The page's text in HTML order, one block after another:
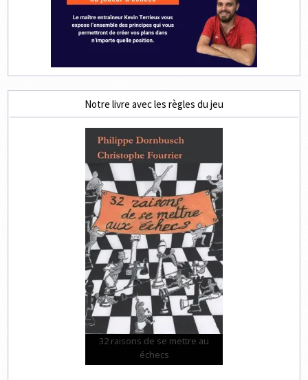
Notre livre avec les règles du jeu
32 raisons de se mettre au
échecs